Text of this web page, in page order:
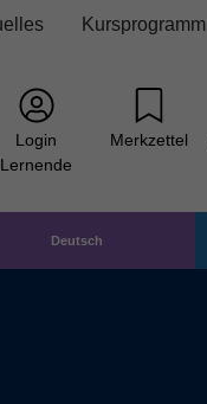
Kursprogramm
Login
Lernende
Merkzettel
Deutsch